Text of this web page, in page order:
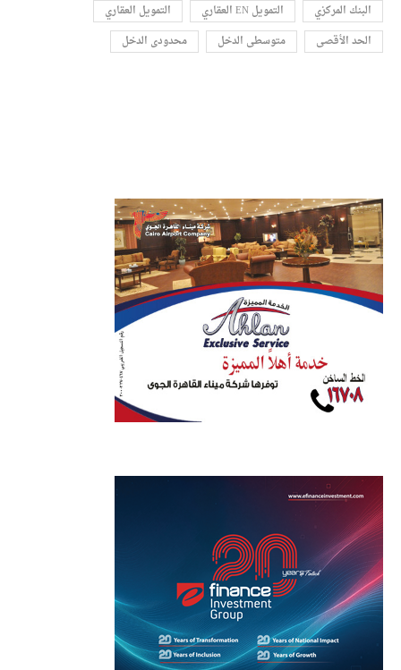
البنك المركزي التمويل EN العقاري
التمويل العقاري
الحد الأقصى
متوسطى الدخل محدودى الدخل